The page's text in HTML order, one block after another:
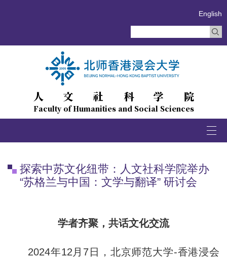
人文社科学院
Faculty of Humanities and Social Sciences
English
探索中苏文化纽带：人文社科学院举办
“苏格兰与中国：文学与翻译” 研讨会
学者齐聚，共话文化交流
2024年12月7日，北京师范大学-香港浸会